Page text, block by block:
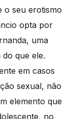
o seu erotismo
opta por
uma
que ele.
em casos
sexual, não
elemento que
no